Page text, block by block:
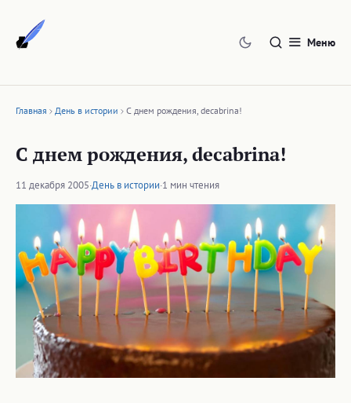
содержимому
Меню
Главная День в истории С днем рождения, decabrina!
С днем рождения, decabrina!
11 декабря 2005·День в истории·1 мин чтения